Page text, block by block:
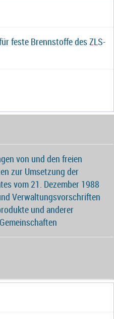
feste Brennstoffe des ZLS-
von und den freien
zur Umsetzung der
vom 21. Dezember 1988
Verwaltungsvorschriften
und anderer